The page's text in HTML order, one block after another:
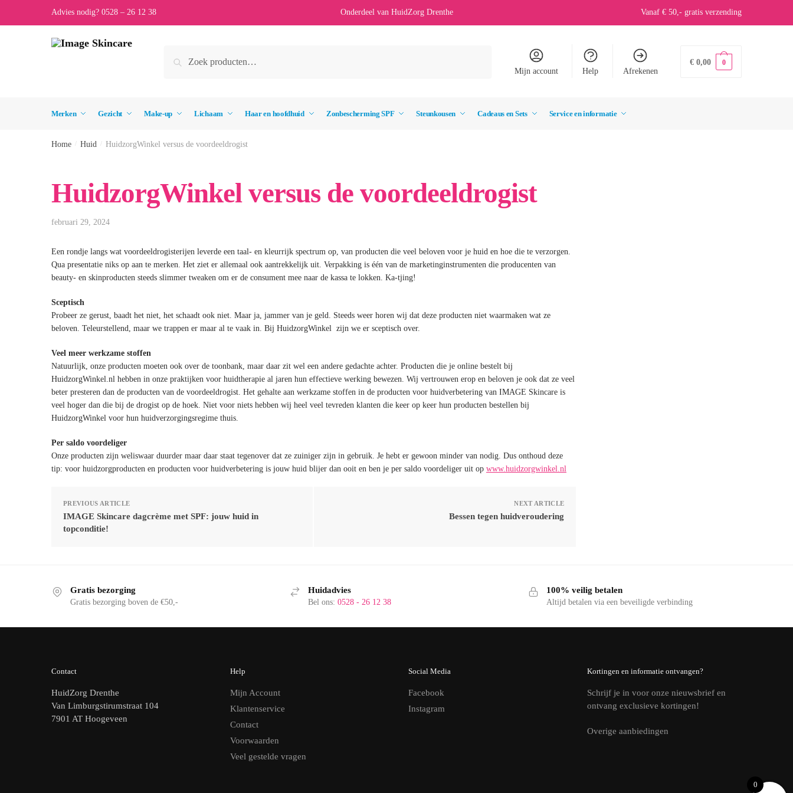
to
to
Advies nodig? 0528 – 26 12 38 Onderdeel van HuidZorg Drenthe Vanaf € 50,- gratis verzending
Zoeken
Mijn account Help Afrekenen
€ 0,00 0
Merken Gezicht Make-up Lichaam Haar en hoofdhuid Zonbescherming SPF Steunkousen Cadeaus en Sets Service en informatie
Home Huid HuidzorgWinkel versus de voordeeldrogist
HuidzorgWinkel versus de voordeeldrogist
februari 29, 2024
Een rondje langs wat voordeeldrogisterijen leverde een taal- en kleurrijk spectrum op, van producten die veel beloven voor je huid en hoe die te verzorgen.
Qua presentatie niks op aan te merken. Het ziet er allemaal ook aantrekkelijk uit. Verpakking is één van de marketinginstrumenten die producenten van
beauty- en skinproducten steeds slimmer tweaken om er de consument mee naar de kassa te lokken. Ka-tjing!
Sceptisch
Probeer ze gerust, baadt het niet, het schaadt ook niet. Maar ja, jammer van je geld. Steeds weer horen wij dat deze producten niet waarmaken wat ze
beloven. Teleurstellend, maar we trappen er maar al te vaak in. Bij HuidzorgWinkel zijn we er sceptisch over.
Veel meer werkzame stoffen
Natuurlijk, onze producten moeten ook over de toonbank, maar daar zit wel een andere gedachte achter. Producten die je online bestelt bij
HuidzorgWinkel.nl hebben in onze praktijken voor huidtherapie al jaren hun effectieve werking bewezen. Wij vertrouwen erop en beloven je ook dat ze veel
beter presteren dan de producten van de voordeeldrogist. Het gehalte aan werkzame stoffen in de producten voor huidverbetering van IMAGE Skincare is
veel hoger dan die bij de drogist op de hoek. Niet voor niets hebben wij heel veel tevreden klanten die keer op keer hun producten bestellen bij
HuidzorgWinkel voor hun huidverzorgingsregime thuis.
Per saldo voordeliger
Onze producten zijn weliswaar duurder maar daar staat tegenover dat ze zuiniger zijn in gebruik. Je hebt er gewoon minder van nodig. Dus onthoud deze
tip: voor huidzorgproducten en producten voor huidverbetering is jouw huid blijer dan ooit en ben je per saldo voordeliger uit op www.huidzorgwinkel.nl
PREVIOUS ARTICLE
IMAGE Skincare dagcrème met SPF: jouw huid in
topconditie!
NEXT ARTICLE
Bessen tegen huidveroudering
Gratis bezorging
Gratis bezorging boven de €50,-
Huidadvies
Bel ons:0528 - 26 12 38
100% veilig betalen
Altijd betalen via een beveiligde verbinding
Contact
HuidZorg Drenthe
Van Limburgstirumstraat 104
7901 AT Hoogeveen
Help
Mijn Account
Klantenservice
Contact
Voorwaarden
Veel gestelde vragen
Social Media
Facebook
Instagram
Kortingen en informatie ontvangen?
Schrijf je in voor onze nieuwsbrief en
ontvang exclusieve kortingen!
Overige aanbiedingen
0